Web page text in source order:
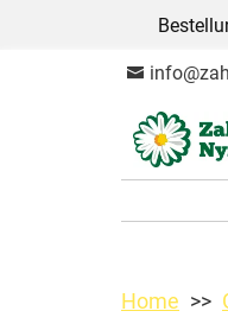
Home